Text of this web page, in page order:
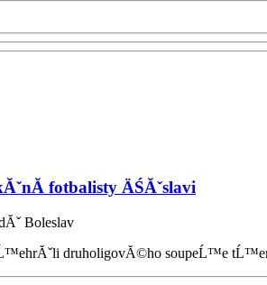
fotbalisty ÄŚĂˇslavi
Boleslav
druholigovĂ©ho soupeĹ™e